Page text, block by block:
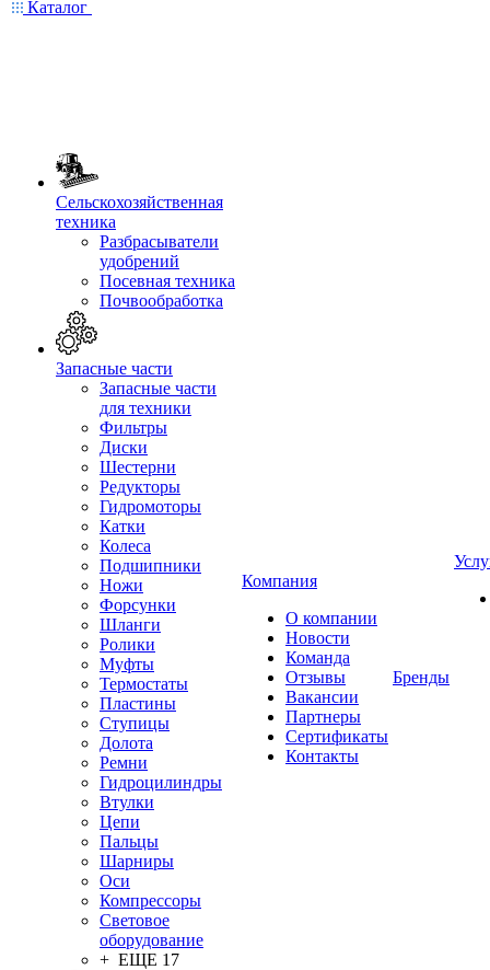
Каталог
Сельскохозяйственная
техника
Разбрасыватели
удобрений
Посевная техника
Почвообработка
Запасные части
Запасные части
для техники
Фильтры
Диски
Шестерни
Редукторы
Гидромоторы
Катки
Колеса
Подшипники
Ножи
Форсунки
Шланги
Ролики
Муфты
Термостаты
Пластины
Ступицы
Долота
Ремни
Гидроцилиндры
Втулки
Цепи
Пальцы
Шарниры
Оси
Компрессоры
Световое
оборудование
+ ЕЩЕ 17
Компания
О компании
Новости
Команда
Отзывы
Вакансии
Партнеры
Сертификаты
Контакты
Бренды